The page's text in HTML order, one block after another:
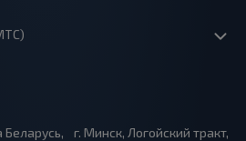
Беларусь, г. Минск, Логойский тракт,